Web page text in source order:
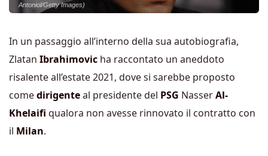
Antoniol/Getty Images)
In un passaggio all’interno della sua autobiografia,
Zlatan Ibrahimovic ha raccontato un aneddoto
risalente all’estate 2021, dove si sarebbe proposto
comedirigenteal presidente del PSG NasserAl-
Khelaifi qualora non avesse rinnovato il contratto con
il Milan.